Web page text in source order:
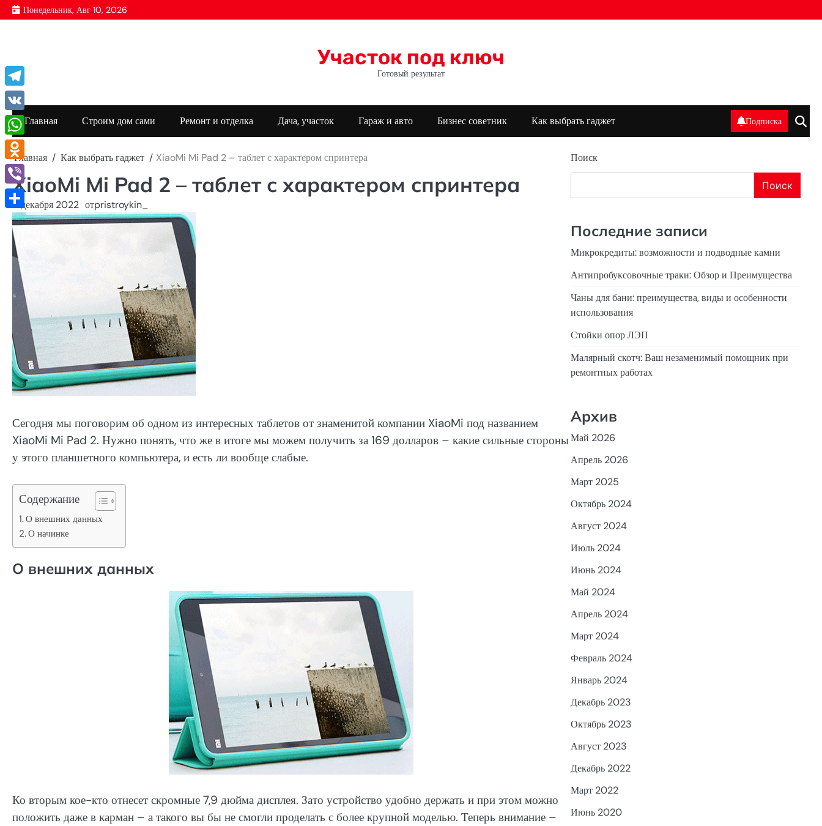
Перейти
к
Понедельник, Авг 10, 2026
Участок под ключ
Готовый результат
Главная Строим дом сами Ремонт и отделка Дача, участок Гараж и авто Бизнес советник Как выбрать гаджет Подписка
Главная Как выбрать гаджет XiaoMi Mi Pad 2 – таблет с характером спринтера
XiaoMi Mi Pad 2 – таблет с характером спринтера
11 декабря 2022 отpristroykin_
Сегодня мы поговорим об одном из интересных таблетов от знаменитой компании XiaoMi под названием
XiaoMi Mi Pad 2. Нужно понять, что же в итоге мы можем получить за 169 долларов – какие сильные стороны
у этого планшетного компьютера, и есть ли вообще слабые.
Содержание
О внешних данных
О начинке
О внешних данных
Ко вторым кое-кто отнесет скромные 7,9 дюйма дисплея. Зато устройство удобно держать и при этом можно
положить даже в карман – а такого вы бы не смогли проделать с более крупной моделью. Теперь внимание –
Поиск
Поиск
Последние записи
Микрокредиты: возможности и подводные камни
Антипробуксовочные траки: Обзор и Преимущества
Чаны для бани: преимущества, виды и особенности
использования
Стойки опор ЛЭП
Малярный скотч: Ваш незаменимый помощник при
ремонтных работах
Архив
Май 2026
Апрель 2026
Март 2025
Октябрь 2024
Август 2024
Июль 2024
Июнь 2024
Май 2024
Апрель 2024
Март 2024
Февраль 2024
Январь 2024
Декабрь 2023
Октябрь 2023
Август 2023
Декабрь 2022
Март 2022
Июнь 2020
Telegram
VK
WhatsApp
Odnoklassniki
Viber
Отправить